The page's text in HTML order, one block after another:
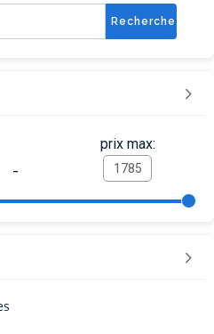
Recherche
-
prix max: